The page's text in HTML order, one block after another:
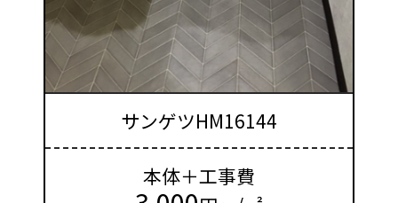
サンゲツHM16144
本体＋工事費